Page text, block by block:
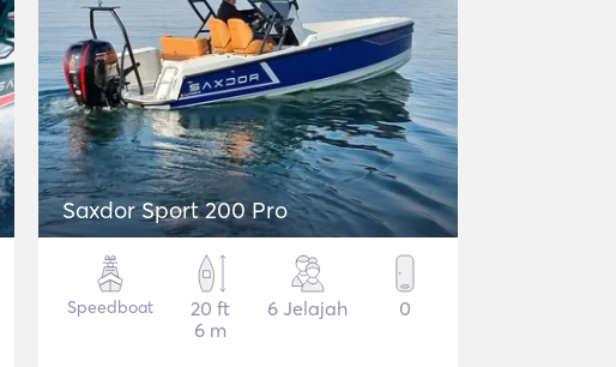
Saxdor Sport 200 Pro
Speedboat
20 ft
6 m
6 Jelajah 0